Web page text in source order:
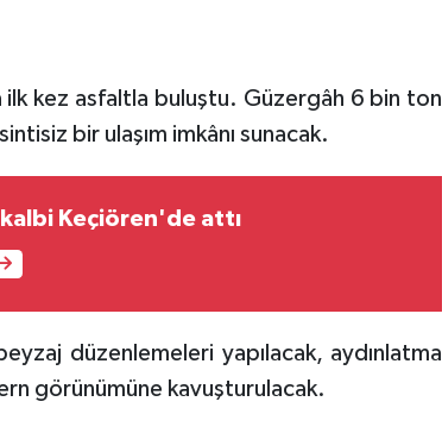
kez asfaltla buluştu. Güzergâh 6 bin ton
bir ulaşım imkânı sunacak.
kalbi Keçiören'de attı
düzenlemeleri yapılacak, aydınlatma
görünümüne kavuşturulacak.